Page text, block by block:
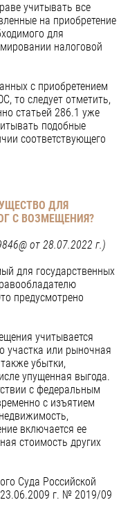
учитывать все
на приобретение
для
налоговой
с приобретением
то следует отметить,
статьей 286.1 уже
подобные
соответствующего
ДЛЯ
С ВОЗМЕЩЕНИЯ?
от 28.07.2022 г.)
для государственных
предусмотрено
учитывается
участка или рыночная
убытки,
упущенная выгода.
с федеральным
с изъятием
включается ее
стоимость других
Суда Российской
г. № 2019/09